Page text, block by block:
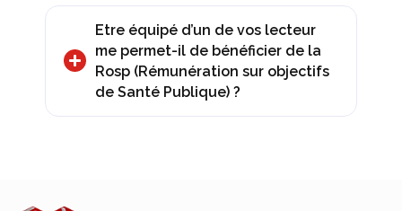
Etre équipé d’un de vos lecteur
me permet-il de bénéficier de la
Rosp (Rémunération sur objectifs
de Santé Publique) ?